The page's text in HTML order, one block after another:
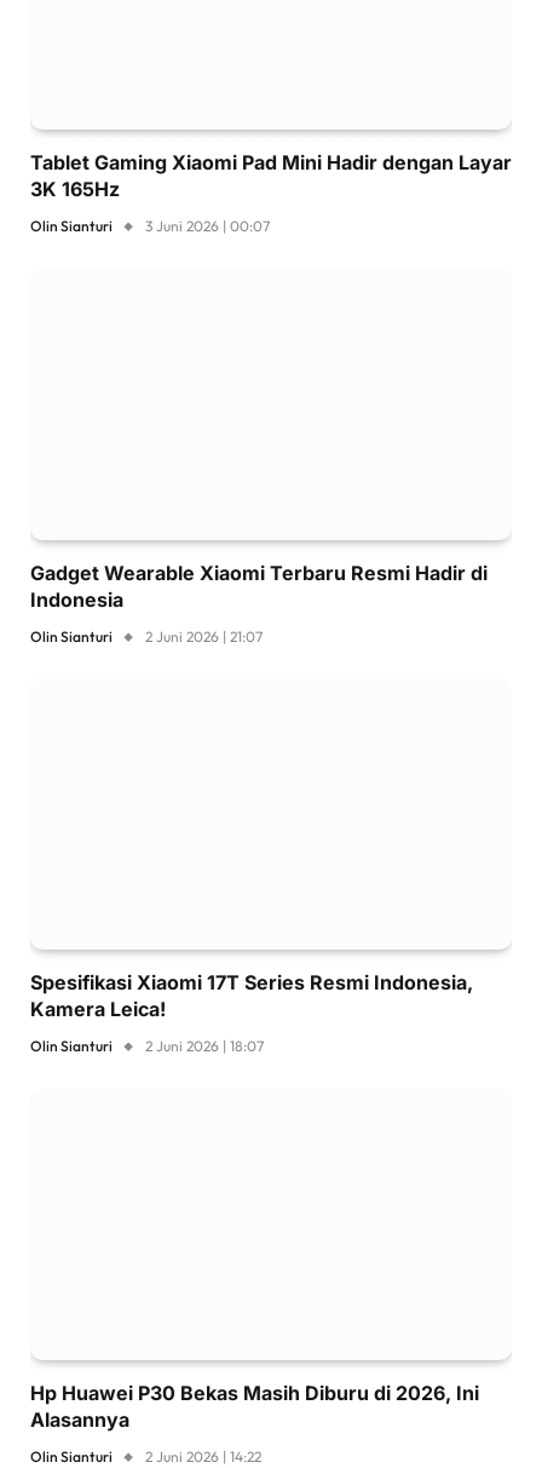
Tablet Gaming Xiaomi Pad Mini Hadir dengan Layar
3K 165Hz
Olin Sianturi 3 Juni 2026 | 00:07
Gadget Wearable Xiaomi Terbaru Resmi Hadir di
Indonesia
Olin Sianturi 2 Juni 2026 | 21:07
Spesifikasi Xiaomi 17T Series Resmi Indonesia,
Kamera Leica!
Olin Sianturi 2 Juni 2026 | 18:07
Hp Huawei P30 Bekas Masih Diburu di 2026, Ini
Alasannya
Olin Sianturi 2 Juni 2026 | 14:22